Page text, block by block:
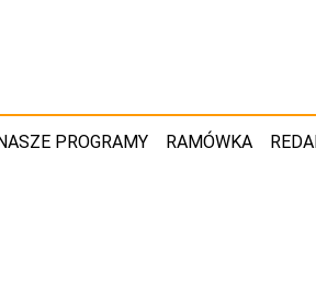
PROGRAMY RAMÓWKA